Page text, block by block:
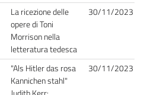
La ricezione delle
opere di Toni
Morrison nella
letteratura tedesca
30/11/2023
"Als Hitler das rosa
Kannichen stahl"
30/11/2023